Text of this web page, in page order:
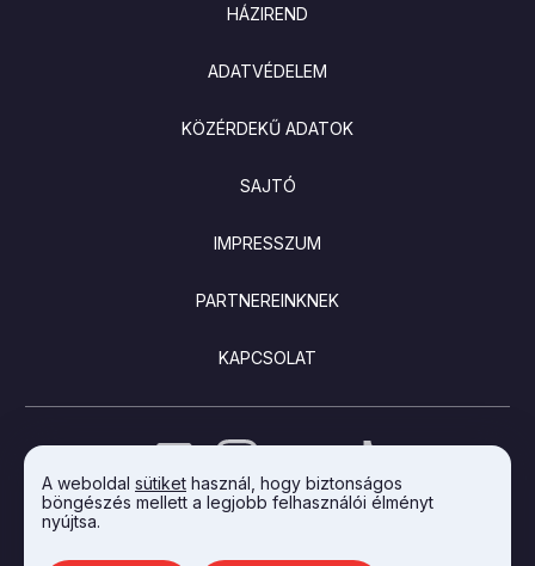
A weboldal sütiket használ, hogy biztonságos
böngészés mellett a legjobb felhasználói élményt
nyújtsa.
HÁZIREND
ADATVÉDELEM
KÖZÉRDEKŰ ADATOK
SAJTÓ
IMPRESSZUM
PARTNEREINKNEK
KAPCSOLAT
AZ INTEGRAL VISION FEJLESZTETTE